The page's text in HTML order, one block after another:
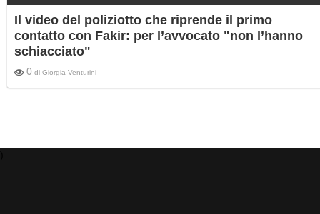
Il video del poliziotto che riprende il primo
contatto con Fakir: per l’avvocato "non l’hanno
schiacciato"
0 di Giorgia Venturini